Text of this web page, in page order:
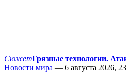
СюжетГрязные технологии.
Новости мира — 6 августа 2026,